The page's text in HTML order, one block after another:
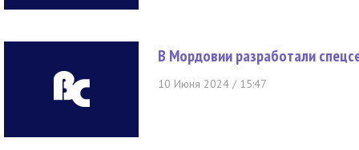
В Мордовии разработали
10 Июня 2024 / 15:47